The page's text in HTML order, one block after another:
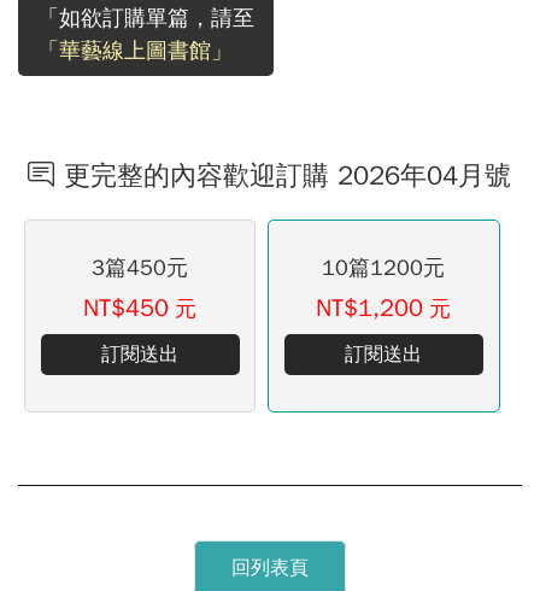
「如欲訂購單篇，請至
「華藝線上圖書館」
更完整的內容歡迎訂購 2026年04月號
3篇450元
NT$450 元
訂閱送出
10篇1200元
NT$1,200 元
訂閱送出
回列表頁